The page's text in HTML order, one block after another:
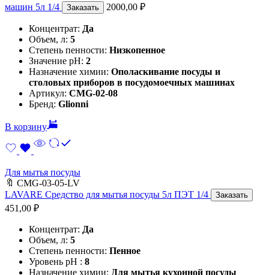
машин 5л 1/4
Заказать 2000,00 ₽
Концентрат: Да
Объем, л: 5
Степень пенности: Низкопенное
Значение pH: 2
Назначение химии: Ополаскивание посуды и
столовых приборов в посудомоечных машинах
Артикул: CMG-02-08
Бренд: Glionni
В корзину
Для мытья посуды
🔖 CMG-03-05-LV
LAVARE Средство для мытья посуды 5л ПЭТ 1/4
Заказать
451,00 ₽
Концентрат: Да
Объем, л: 5
Степень пенности: Пенное
Уровень pH : 8
Назначение химии: Для мытья кухонной посуды